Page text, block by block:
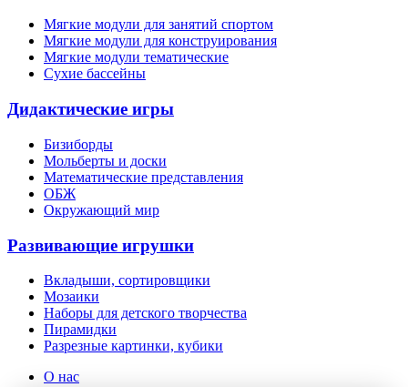
Мягкие модули для занятий спортом
Мягкие модули для конструирования
Мягкие модули тематические
Сухие бассейны
Дидактические игры
Бизиборды
Мольберты и доски
Математические представления
ОБЖ
Окружающий мир
Развивающие игрушки
Вкладыши, сортировщики
Мозаики
Наборы для детского творчества
Пирамидки
Разрезные картинки, кубики
О нас